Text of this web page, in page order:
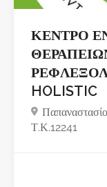
ΚΕΝΤΡΟ
HOLISTIC
Τ.Κ.12241